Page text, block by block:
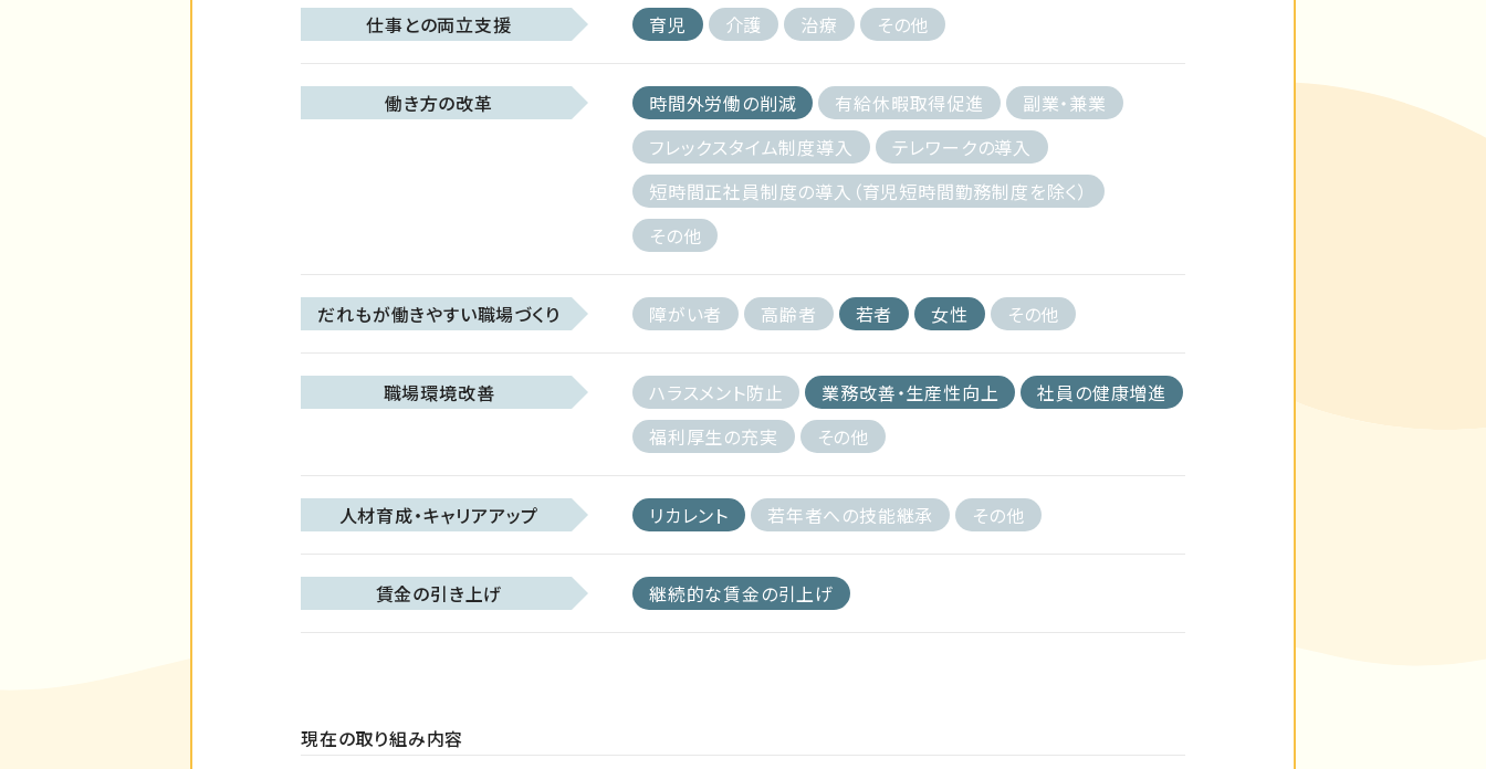
仕事との両立支援 育児 介護 治療 その他
働き方の改革 時間外労働の削減 有給休暇取得促進
副業・兼業
フレックスタイム制度導入
テレワークの導入
短時間正社員制度の導入（育児短時間勤務制度を除く）
その他
だれもが働きやすい職場づくり 障がい者 高齢者 若者 女性 その他
職場環境改善 ハラスメント防止 業務改善・生産性向上
社員の健康増進
福利厚生の充実
その他
人材育成・キャリアアップ リカレント 若年者への技能継承 その他
賃金の引き上げ 継続的な賃金の引上げ
現在の取り組み内容